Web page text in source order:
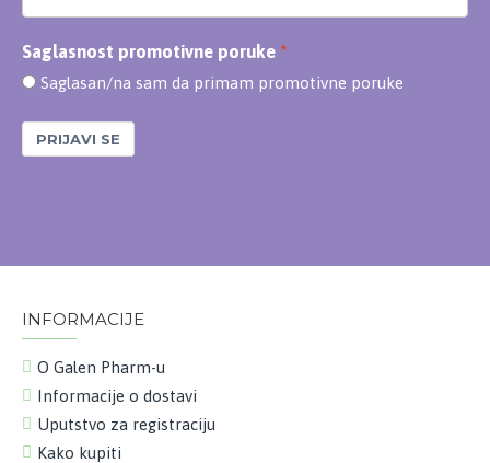
Saglasnost promotivne poruke
Saglasan/na sam da primam promotivne poruke
PRIJAVI SE
INFORMACIJE
O Galen Pharm-u
Informacije o dostavi
Uputstvo za registraciju
Kako kupiti